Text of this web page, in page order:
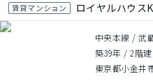
賃貸マンション ロイヤルハウス
中央本線 / 武
築39年 /2階建
東京都小金井